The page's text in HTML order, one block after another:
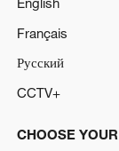
Français
Русский
CCTV+
CHOOSE